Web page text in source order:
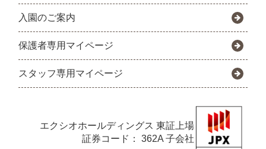
入園のご案内
保護者専用マイページ
スタッフ専用マイページ
エクシオホールディングス 東証上場
証券コード： 362A 子会社